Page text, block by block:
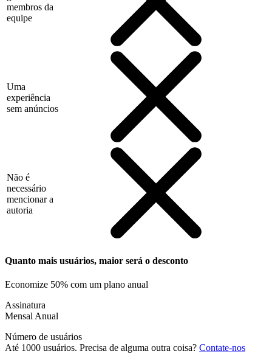
membros da
equipe
Uma
experiência
sem anúncios
Não é
necessário
mencionar a
autoria
Quanto mais usuários, maior será o desconto
Economize 50% com um plano anual
Assinatura
Mensal Anual
Número de usuários
Até 1000 usuários. Precisa de alguma outra coisa? Contate-nos